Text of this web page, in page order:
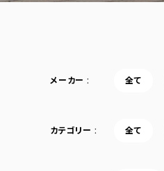
メーカー 全て
カテゴリー 全て